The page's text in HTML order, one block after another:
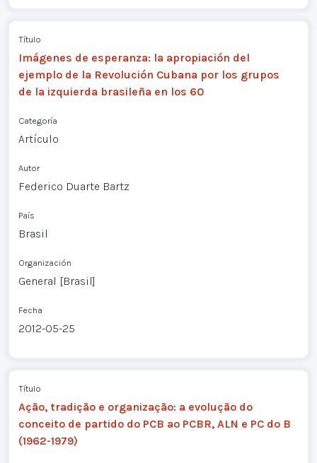
Título
Imágenes de esperanza: la apropiación del
ejemplo de la Revolución Cubana por los grupos
de la izquierda brasileña en los 60
Categoría
Artículo
Autor
Federico Duarte Bartz
País
Brasil
Organización
General [Brasil]
Fecha
2012-05-25
Título
Ação, tradição e organização: a evolução do
conceito de partido do PCB ao PCBR, ALN e PC do B
(1962-1979)